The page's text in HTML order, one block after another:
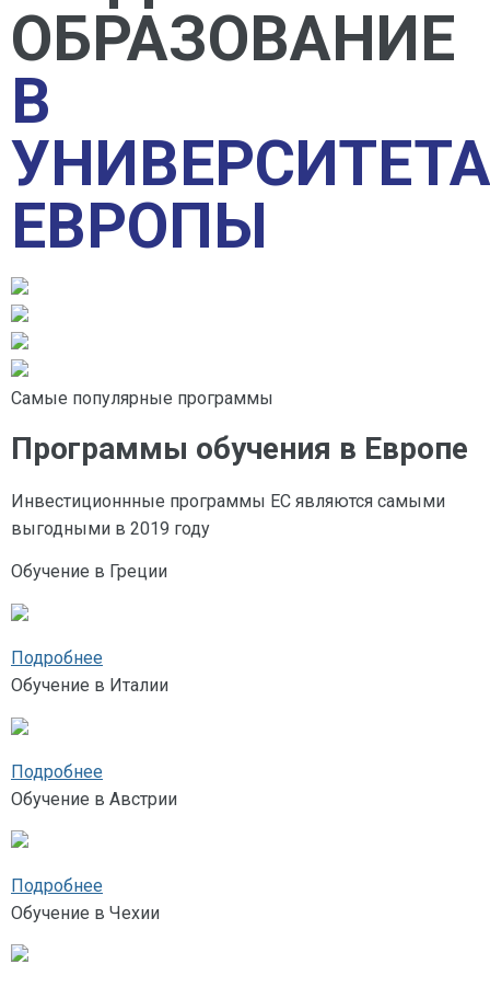
ОБРАЗОВАНИЕ
В
ЕВРОПЫ
Самые популярные программы
Программы обучения в Европе
Инвестиционнные программы ЕС являются самыми
выгодными в 2019 году
Обучение в Греции
Подробнее
Обучение в Италии
Подробнее
Обучение в Австрии
Подробнее
Обучение в Чехии